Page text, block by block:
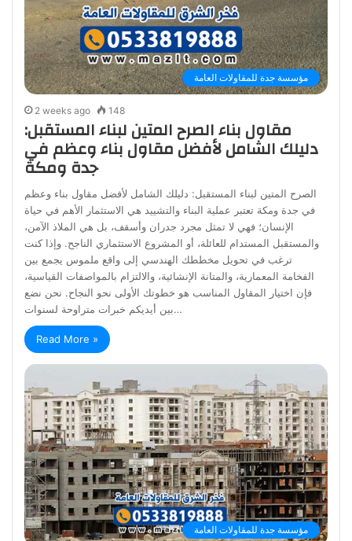
مؤسسة جدة للمقاولات العامة
2 weeks ago 148
مقاول بناء الصرح المتين لبناء المستقبل:
دليلك الشامل لأفضل مقاول بناء وعظم في
جدة ومكة
الصرح المتين لبناء المستقبل: دليلك الشامل لأفضل مقاول بناء وعظم
في جدة ومكة تعتبر عملية البناء والتشييد هي الاستثمار الأهم في حياة
الإنسان؛ فهي لا تمثل مجرد جدران وأسقف، بل هي الملاذ الآمن،
والمستقبل المستدام للعائلة، أو المشروع الاستثماري الناجح. وإذا كنت
ترغب في تحويل مخططك الهندسي إلى واقع ملموس يجمع بين
الفخامة المعمارية، والمتانة الإنشائية، والالتزام بالمواصفات القياسية،
فإن اختيار المقاول المناسب هو خطوتك الأولى نحو النجاح. نحن نضع
بين أيديكم خبرات متراوحة لسنوات…
Read More »
مؤسسة جدة للمقاولات العامة